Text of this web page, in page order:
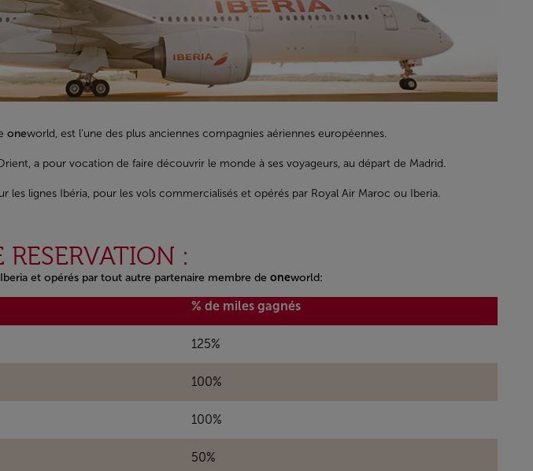
oneworld, est l’une des plus anciennes compagnies aériennes européennes.
a pour vocation de faire découvrir le monde à ses voyageurs, au départ de Madrid.
les lignes Ibéria, pour les vols commercialisés et opérés par Royal Air Maroc ou Iberia.
:
et opérés par tout autre partenaire membre de oneworld:
% de miles gagnés
125%
100%
100%
50%